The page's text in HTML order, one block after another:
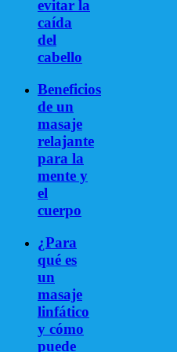
evitar la
caída
del
cabello
Beneficios
de un
masaje
relajante
para la
mente y
el
cuerpo
¿Para
qué es
un
masaje
linfático
y cómo
puede